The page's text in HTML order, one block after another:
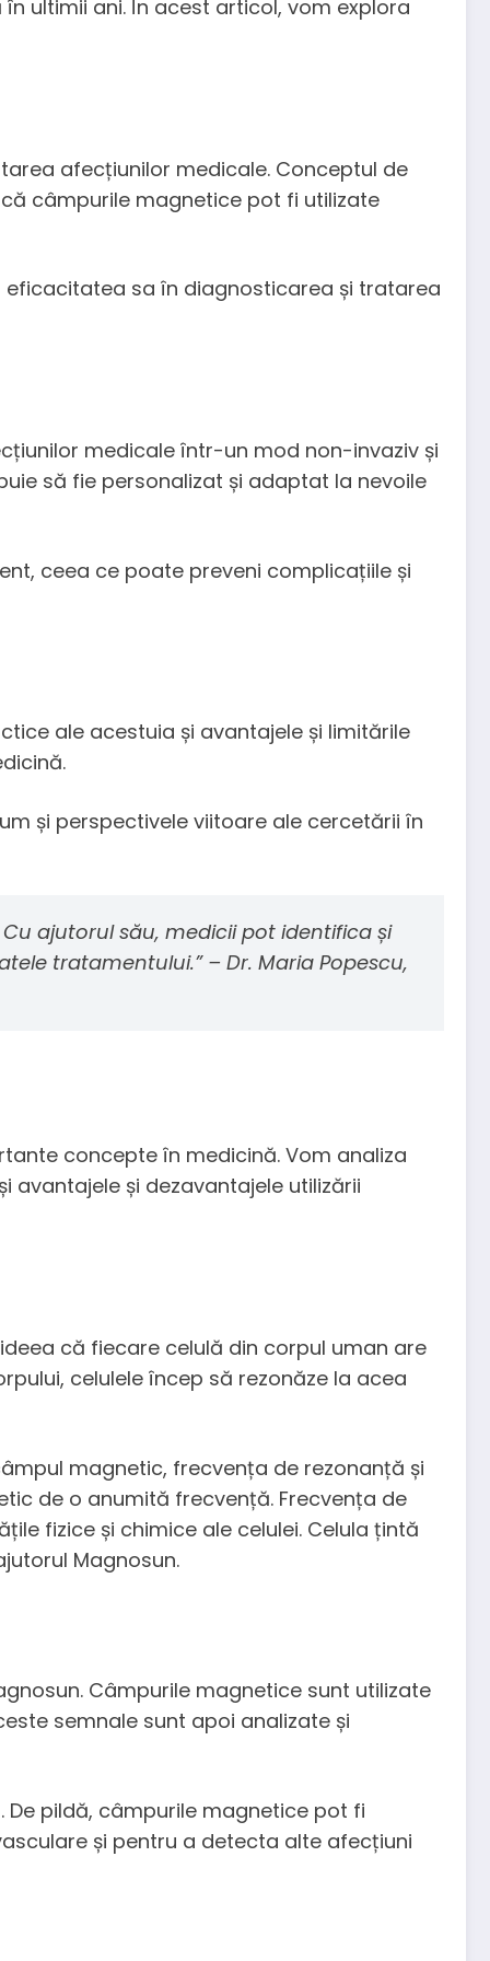
ultimii ani. În acest articol, vom explora
afecțiunilor medicale. Conceptul de
câmpurile magnetice pot fi utilizate
sa în diagnosticarea și tratarea
medicale într-un mod non-invaziv și
să fie personalizat și adaptat la nevoile
ceea ce poate preveni complicațiile și
ale acestuia și avantajele și limitările
și perspectivele viitoare ale cercetării în
ajutorul său, medicii pot identifica și
tratamentului.” – Dr. Maria Popescu,
concepte în medicină. Vom analiza
și dezavantajele utilizării
că fiecare celulă din corpul uman are
celulele încep să rezonăze la acea
magnetic, frecvența de rezonanță și
de o anumită frecvență. Frecvența de
fizice și chimice ale celulei. Celula țintă
Magnosun.
Câmpurile magnetice sunt utilizate
semnale sunt apoi analizate și
pildă, câmpurile magnetice pot fi
și pentru a detecta alte afecțiuni